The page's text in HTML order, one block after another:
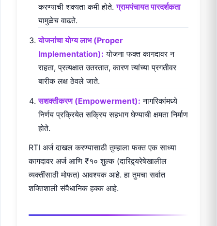
करण्याची शक्यता कमी होते.ग्रामपंचायत पारदर्शकता
यामुळेच वाढते.
योजनांचा योग्य लाभ (Proper
Implementation): योजना फक्त कागदावर न
राहता, प्रत्यक्षात उतरतात, कारण त्यांच्या प्रगतीवर
बारीक लक्ष ठेवले जाते.
सशक्तीकरण (Empowerment): नागरिकांमध्ये
निर्णय प्रक्रियेत सक्रिय सहभाग घेण्याची क्षमता निर्माण
होते.
RTI अर्ज दाखल करण्यासाठी तुम्हाला फक्त एक साध्या
कागदावर अर्ज आणि ₹१० शुल्क (दारिद्र्यरेषेखालील
व्यक्तींसाठी मोफत) आवश्यक आहे. हा तुमचा सर्वात
शक्तिशाली संवैधानिक हक्क आहे.